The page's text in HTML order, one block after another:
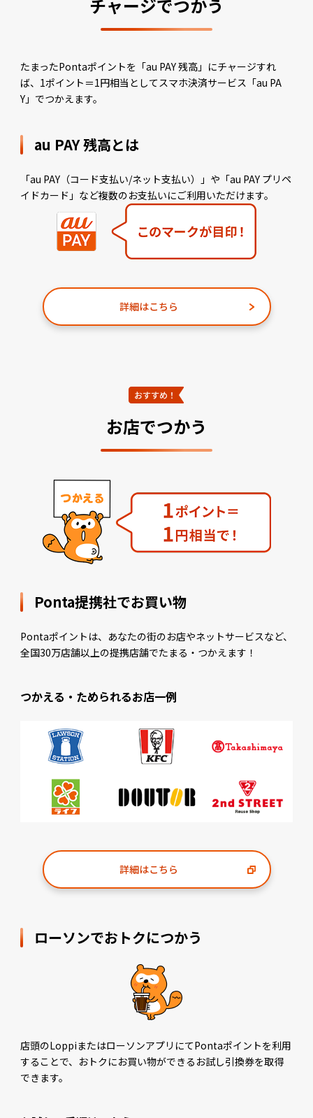
チャージでつかう
たまったPontaポイントを「au PAY 残高」にチャージすれ
ば、1ポイント＝1円相当としてスマホ決済サービス「au PA
Y」でつかえます。
au PAY 残高とは
「au PAY（コード支払い/ネット支払い）」や「au PAY プリペ
イドカード」など複数のお支払いにご利用いただけます。
詳細はこちら
お店でつかう
Ponta提携社でお買い物
Pontaポイントは、あなたの街のお店やネットサービスなど、
全国30万店舗以上の提携店舗でたまる・つかえます！
つかえる・ためられるお店一例
詳細はこちら
ローソンでおトクにつかう
店頭のLoppiまたはローソンアプリにてPontaポイントを利用
することで、おトクにお買い物ができるお試し引換券を取得
できます。